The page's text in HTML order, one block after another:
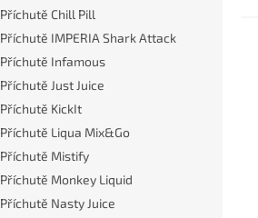
Příchutě Chill Pill
Příchutě IMPERIA Shark Attack
Příchutě Infamous
Příchutě Just Juice
Příchutě KickIt
Příchutě Liqua Mix&Go
Příchutě Mistify
Příchutě Monkey Liquid
Příchutě Nasty Juice